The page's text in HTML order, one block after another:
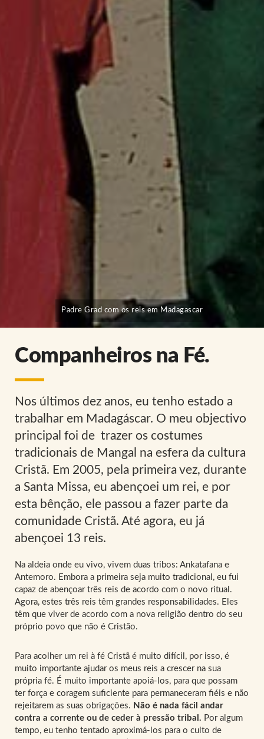
Padre Grad com os reis em Madagascar
Companheiros na Fé.
Nos últimos dez anos, eu tenho estado a
trabalhar em Madagáscar. O meu objectivo
principal foi de trazer os costumes
tradicionais de Mangal na esfera da cultura
Cristã. Em 2005, pela primeira vez, durante
a Santa Missa, eu abençoei um rei, e por
esta bênção, ele passou a fazer parte da
comunidade Cristã. Até agora, eu já
abençoei 13 reis.
Na aldeia onde eu vivo, vivem duas tribos: Ankatafana e
Antemoro. Embora a primeira seja muito tradicional, eu fui
capaz de abençoar três reis de acordo com o novo ritual.
Agora, estes três reis têm grandes responsabilidades. Eles
têm que viver de acordo com a nova religião dentro do seu
próprio povo que não é Cristão.
Para acolher um rei à fé Cristã é muito difícil, por isso, é
muito importante ajudar os meus reis a crescer na sua
própria fé. É muito importante apoiá-los, para que possam
ter força e coragem suficiente para permaneceram fiéis e não
rejeitarem as suas obrigações. Não é nada fácil andar
contra a corrente ou de ceder à pressão tribal. Por algum
tempo, eu tenho tentado aproximá-los para o culto de